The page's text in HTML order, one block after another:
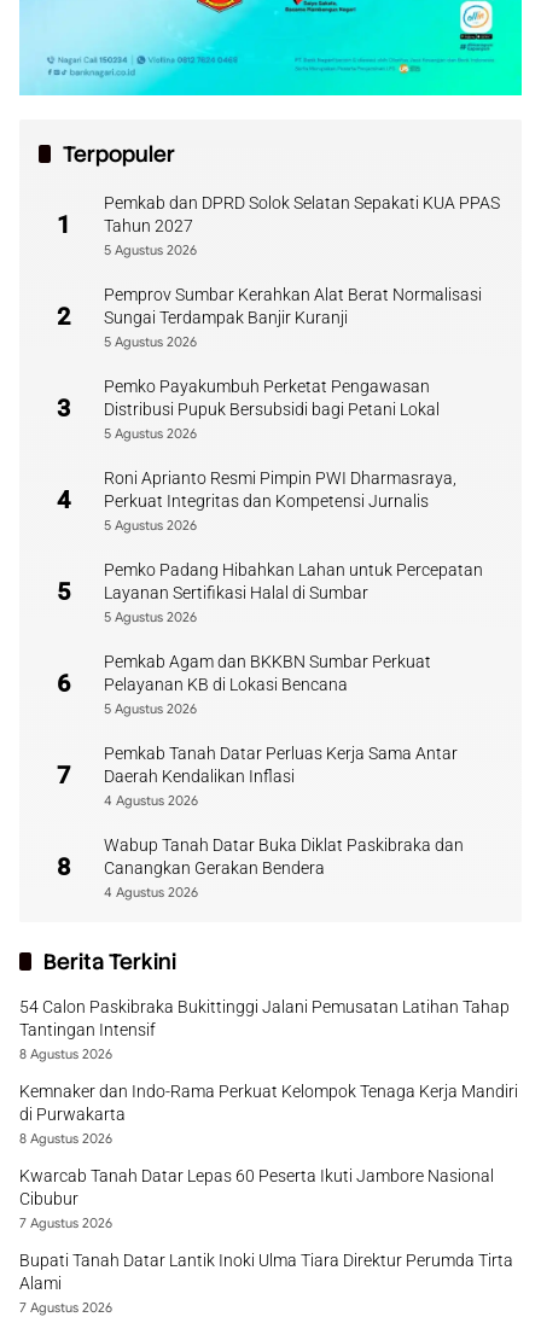
Terpopuler
1
Pemkab dan DPRD Solok Selatan Sepakati KUA PPAS
Tahun 2027
5 Agustus 2026
2
Pemprov Sumbar Kerahkan Alat Berat Normalisasi
Sungai Terdampak Banjir Kuranji
5 Agustus 2026
3
Pemko Payakumbuh Perketat Pengawasan
Distribusi Pupuk Bersubsidi bagi Petani Lokal
5 Agustus 2026
4
Roni Aprianto Resmi Pimpin PWI Dharmasraya,
Perkuat Integritas dan Kompetensi Jurnalis
5 Agustus 2026
5
Pemko Padang Hibahkan Lahan untuk Percepatan
Layanan Sertifikasi Halal di Sumbar
5 Agustus 2026
6
Pemkab Agam dan BKKBN Sumbar Perkuat
Pelayanan KB di Lokasi Bencana
5 Agustus 2026
7
Pemkab Tanah Datar Perluas Kerja Sama Antar
Daerah Kendalikan Inflasi
4 Agustus 2026
8
Wabup Tanah Datar Buka Diklat Paskibraka dan
Canangkan Gerakan Bendera
4 Agustus 2026
Berita Terkini
54 Calon Paskibraka Bukittinggi Jalani Pemusatan Latihan Tahap
Tantingan Intensif
8 Agustus 2026
Kemnaker dan Indo-Rama Perkuat Kelompok Tenaga Kerja Mandiri
di Purwakarta
8 Agustus 2026
Kwarcab Tanah Datar Lepas 60 Peserta Ikuti Jambore Nasional
Cibubur
7 Agustus 2026
Bupati Tanah Datar Lantik Inoki Ulma Tiara Direktur Perumda Tirta
Alami
7 Agustus 2026